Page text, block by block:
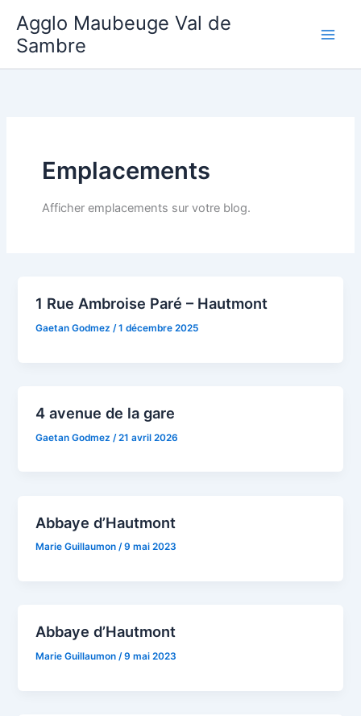
contenu
Agglo Maubeuge Val de
Sambre
Emplacements
Afficher emplacements sur votre blog.
1 Rue Ambroise Paré – Hautmont
Gaetan Godmez/1 décembre 2025
4 avenue de la gare
Gaetan Godmez /21 avril 2026
Abbaye d’Hautmont
Marie Guillaumon/9 mai 2023
Abbaye d’Hautmont
Marie Guillaumon/9 mai 2023